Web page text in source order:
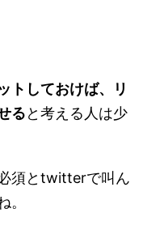
トしておけば、リ
ると考える人は少
須とtwitterで叫ん
。